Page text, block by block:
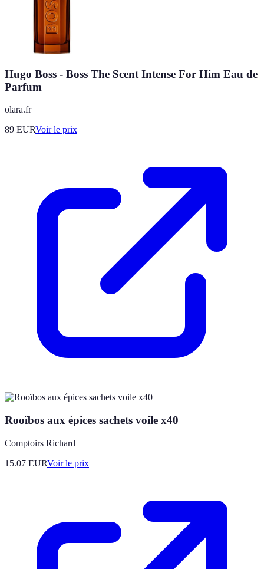
Hugo Boss - Boss The Scent Intense For Him Eau de
Parfum
olara.fr
89 EURVoir le prix
Rooïbos aux épices sachets voile x40
Comptoirs Richard
15.07 EURVoir le prix